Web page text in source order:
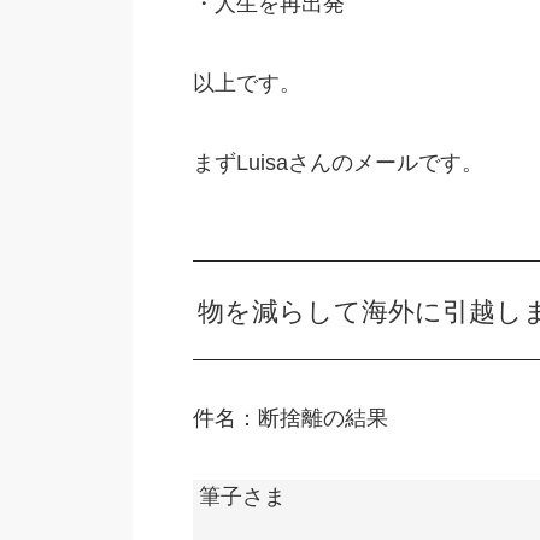
以上です。
まずLuisaさんのメールです。
物を減らして海外に引越し
件名：断捨離の結果
筆子さま